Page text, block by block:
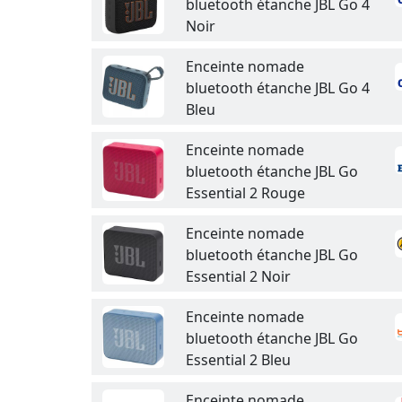
bluetooth étanche JBL Go 4
Noir
Enceinte nomade
bluetooth étanche JBL Go 4
Bleu
Enceinte nomade
bluetooth étanche JBL Go
Essential 2 Rouge
Enceinte nomade
bluetooth étanche JBL Go
Essential 2 Noir
Enceinte nomade
bluetooth étanche JBL Go
Essential 2 Bleu